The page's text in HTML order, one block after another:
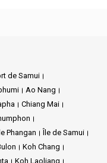
de Samui
Ao Nang
Chiang Mai
Phangan
Île de Samui
Koh Chang
Koh Laoliang